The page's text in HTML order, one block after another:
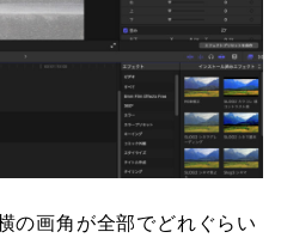
の画角が全部でどれぐらい